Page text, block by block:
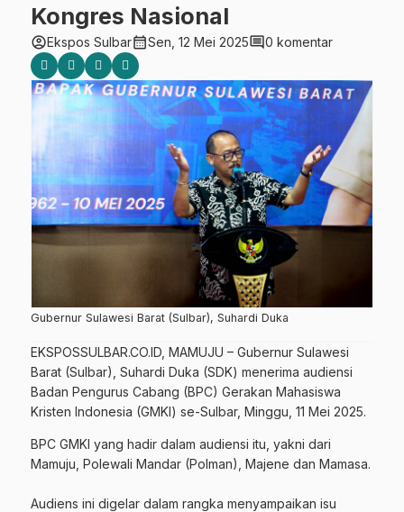
Kongres Nasional
account_circleEkspos Sulbarcalendar_monthSen, 12 Mei 2025comment0 komentar
Gubernur Sulawesi Barat (Sulbar), Suhardi Duka
EKSPOSSULBAR.CO.ID, MAMUJU – Gubernur Sulawesi
Barat (Sulbar), Suhardi Duka (SDK) menerima audiensi
Badan Pengurus Cabang (BPC) Gerakan Mahasiswa
Kristen Indonesia (GMKI) se-Sulbar, Minggu, 11 Mei 2025.
BPC GMKI yang hadir dalam audiensi itu, yakni dari
Mamuju, Polewali Mandar (Polman), Majene dan Mamasa.
‎Audiens ini digelar dalam rangka menyampaikan isu